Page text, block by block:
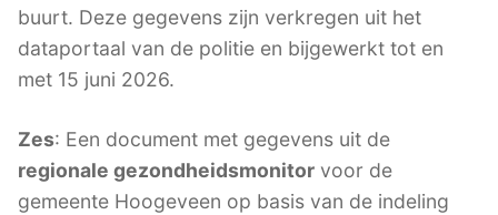
buurt. Deze gegevens zijn verkregen uit het
dataportaal van de politie en bijgewerkt tot en
met 15 juni 2026.
Zes: Een document met gegevens uit de
regionale gezondheidsmonitor voor de
gemeente Hoogeveen op basis van de indeling